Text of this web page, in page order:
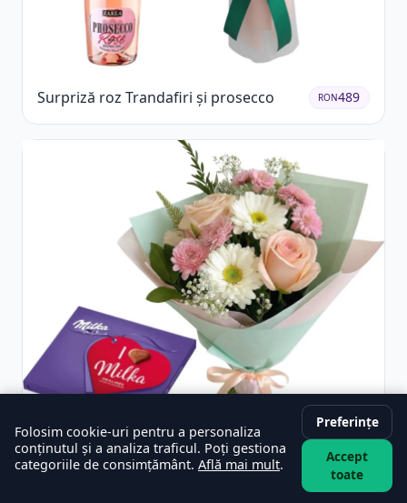
Surpriză roz Trandafiri și prosecco RON489
Buchet vesel și ciocolată RON 329
Folosim cookie-uri pentru a personaliza
conținutul și a analiza traficul. Poți gestiona
categoriile de consimțământ. Află mai mult.
Preferințe
Accept
toate